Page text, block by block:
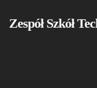
Zespół Szkół